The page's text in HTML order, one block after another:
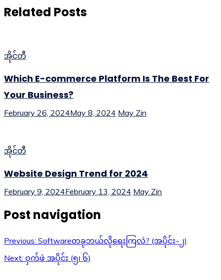
Related Posts
အိုင်တီ
Which E-commerce Platform Is The Best For
Your Business?
February 26, 2024May 8, 2024 May Zin
အိုင်တီ
Website Design Trend for 2024
February 9, 2024February 13, 2024 May Zin
Post navigation
Previous: Softwareတခုဘယ်လိုရေးကြလဲ? (အပိုင်း-၂)
Next: ဝှက်ဖဲ အပိုင်း (၅၊ ၆)